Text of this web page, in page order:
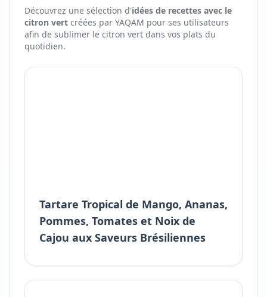
Découvrez une sélection d'idées de recettes avec le
citron vert créées par YAQAM pour ses utilisateurs
afin de sublimer le citron vert dans vos plats du
quotidien.
Tartare Tropical de Mango, Ananas,
Pommes, Tomates et Noix de
Cajou aux Saveurs Brésiliennes